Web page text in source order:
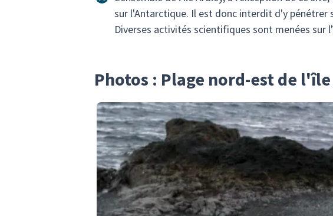
sur l'Antarctique. Il est donc interdit d'y pénétrer
Diverses activités scientifiques sont menées sur
Photos : Plage nord-est de